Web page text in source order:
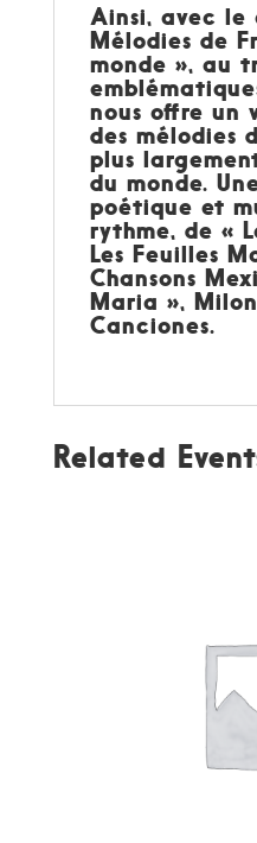
Ainsi, avec le
Mélodies de
monde », au
nous offre un
des mélodies
plus
du monde.
poétique et
rythme, de «
Les Feuilles
Chansons
Maria »,
Canciones.
Related